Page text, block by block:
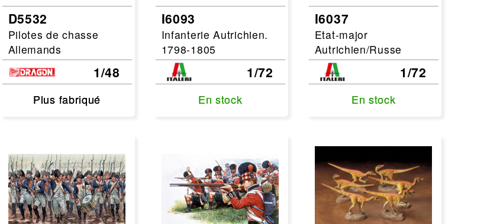
Leonard
Architecture
Ferroviaire
Outillage
Militaire
Catalogue
D5532
Pilotes de chasse
Allemands
1/48
Plus fabriqué
Plus fabriqué
I6093
Infanterie Autrichien.
1798-1805
1/72
En stock
En stock
I6037
Etat-major
Autrichien/Russe
1/72
En stock
En stock